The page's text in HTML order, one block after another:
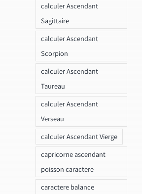
calculer Ascendant
Sagittaire
calculer Ascendant
Scorpion
calculer Ascendant
Taureau
calculer Ascendant
Verseau
calculer Ascendant Vierge
capricorne ascendant
poisson caractere
caractere balance